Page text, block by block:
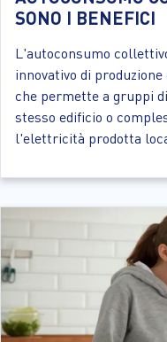
SONO I BENEFICI
L'autoconsumo
innovativo di
che permette a gruppi
stesso edificio o
l'elettricità prodotta